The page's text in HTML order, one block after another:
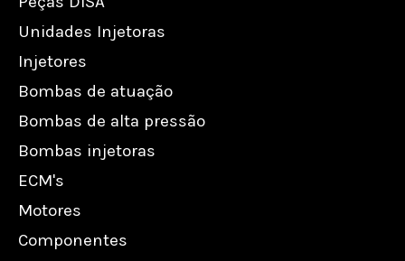
Unidades Injetoras
Injetores
Bombas de atuação
Bombas de alta pressão
Bombas injetoras
ECM's
Motores
Componentes